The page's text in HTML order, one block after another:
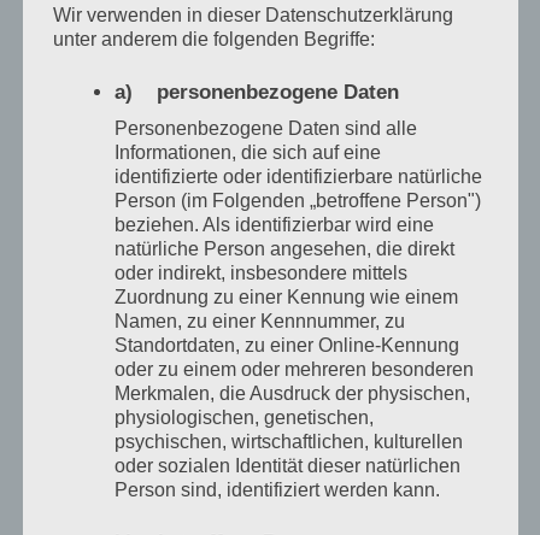
Mehr erfahren
Kinder & Jugendliche
Sanfte Klänge schenken
Geborgenheit, laden zum Wohlfühlen
ein und stärken das Vertrauen in sich
selbst und die Welt.
Button
Wir verwenden in dieser Datenschutzerklärung
unter anderem die folgenden Begriffe:
a) personenbezogene Daten
Personenbezogene Daten sind alle
Informationen, die sich auf eine
identifizierte oder identifizierbare natürliche
Person (im Folgenden „betroffene Person")
beziehen. Als identifizierbar wird eine
natürliche Person angesehen, die direkt
oder indirekt, insbesondere mittels
Zuordnung zu einer Kennung wie einem
Namen, zu einer Kennnummer, zu
Standortdaten, zu einer Online-Kennung
oder zu einem oder mehreren besonderen
Merkmalen, die Ausdruck der physischen,
physiologischen, genetischen,
psychischen, wirtschaftlichen, kulturellen
oder sozialen Identität dieser natürlichen
Person sind, identifiziert werden kann.